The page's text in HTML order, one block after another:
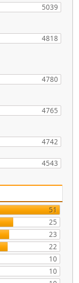
5039
4818
4780
4765
4742
4543
51
25
23
22
10
10